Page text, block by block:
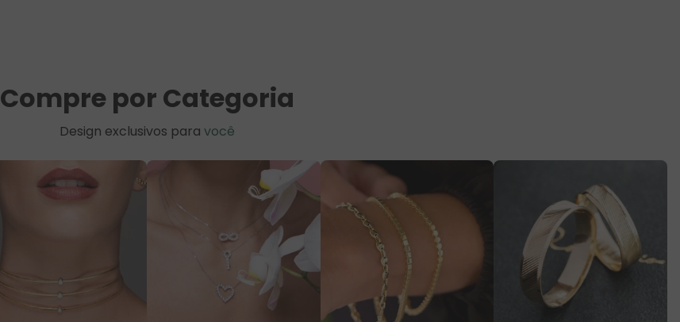
Compre por Categoria
Design exclusivos para você